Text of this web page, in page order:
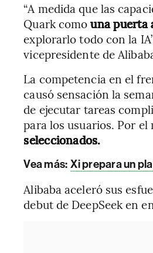
“A medida que las
Quark comouna puerta
explorarlo todo con la
vicepresidente de
La competencia en el
causó sensación la
de ejecutar tareas
para los usuarios. Por
seleccionados.
Vea más: Xi prepara un
Alibaba aceleró sus
debut de DeepSeek en